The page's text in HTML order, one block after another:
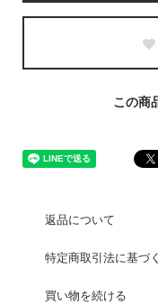
この商
返品について
特定商取引法に基づ
買い物を続ける